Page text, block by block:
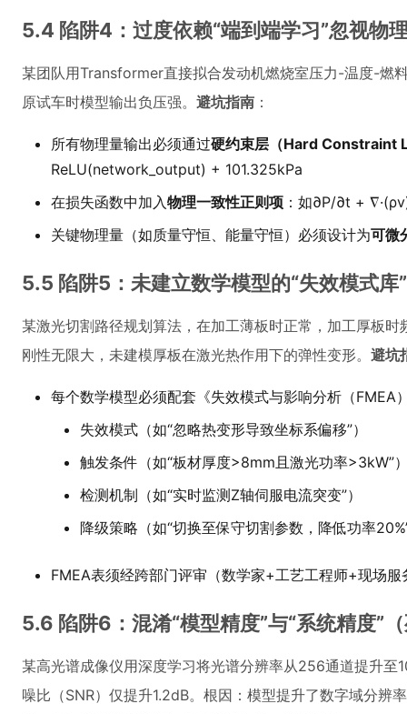
5.4 陷阱4：过度依赖“端到端学习”忽视物
某团队用Transformer直接拟合发动机燃烧室压力-温度-燃
原试车时模型输出负压强。 避坑指南 ：
所有物理量输出必须通过硬约束层（Hard Constraint
ReLU(network_output) + 101.325kPa
在损失函数中加入物理一致性正则项 ：如∂P/∂t +
关键物理量（如质量守恒、能量守恒）必须设计为可微
5.5 陷阱5：未建立数学模型的“失效模式
某激光切割路径规划算法，在加工薄板时正常，加工厚板
刚性无限大，未建模厚板在激光热作用下的弹性变形。 避坑
每个数学模型必须配套《失效模式与影响分析（FMEA
失效模式（如“忽略热变形导致坐标系偏移”）
触发条件（如“板材厚度>8mm且激光功率>3kW”
检测机制（如“实时监测Z轴伺服电流突变”）
降级策略（如“切换至保守切割参数，降低功率
FMEA表须经跨部门评审（数学家+工艺工程师+现场服
5.6 陷阱6：混淆“模型精度”与“系统精度”
某高光谱成像仪用深度学习将光谱分辨率从256通道提升
噪比（SNR）仅提升1.2dB。根因：模型提升了数字域分辨